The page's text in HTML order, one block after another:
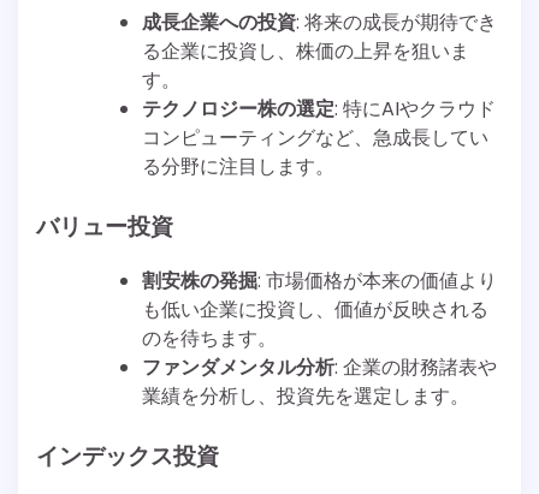
成長企業への投資: 将来の成長が期待でき
る企業に投資し、株価の上昇を狙いま
す。
テクノロジー株の選定: 特にAIやクラウド
コンピューティングなど、急成長してい
る分野に注目します。
バリュー投資
割安株の発掘: 市場価格が本来の価値より
も低い企業に投資し、価値が反映される
のを待ちます。
ファンダメンタル分析: 企業の財務諸表や
業績を分析し、投資先を選定します。
インデックス投資